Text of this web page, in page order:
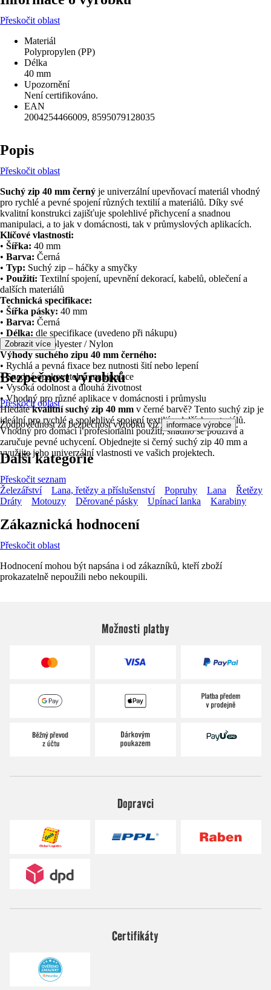
Přeskočit oblast
Materiál
Polypropylen (PP)
Délka
40 mm
Upozornění
Není certifikováno.
EAN
2004254466009, 8595079128035
Popis
Přeskočit oblast
Suchý zip 40 mm černý je univerzální upevňovací materiál vhodný
pro rychlé a pevné spojení různých textilií a materiálů. Díky své
kvalitní konstrukci zajišťuje spolehlivé přichycení a snadnou
manipulaci, a to jak v domácnosti, tak v průmyslových aplikacích.
Klíčové vlastnosti:
• Šířka: 40 mm
• Barva: Černá
• Typ: Suchý zip – háčky a smyčky
• Použití: Textilní spojení, upevnění dekorací, kabelů, oblečení a
dalších materiálů
Technická specifikace:
• Šířka pásky: 40 mm
• Barva: Černá
• Délka: dle specifikace (uvedeno při nákupu)
•Materiál:Polyester / Nylon
Výhody suchého zipu 40 mm černého:
• Rychlá a pevná fixace bez nutnosti šití nebo lepení
• Snadná opakovatelná manipulace
• Vysoká odolnost a dlouhá životnost
• Vhodný pro různé aplikace v domácnosti i průmyslu
Hledátekvalitní suchý zip 40 mm v černé barvě? Tento suchý zip je
ideální pro rychlé a spolehlivé spojení textilií a dalších materiálů.
Vhodný pro domácí i profesionální použití, snadno se používá a
zaručuje pevné uchycení. Objednejte si černý suchý zip 40 mm a
využijte jeho univerzální vlastnosti ve vašich projektech.
Zobrazit více
Bezpečnost výrobků
Přeskočit oblast
Zodpovědnost za bezpečnost výrobku viz informace výrobce .
Další kategorie
Přeskočit seznam
Železářství
Lana, řetězy a příslušenství Popruhy Lana
Řetězy
Dráty
Motouzy Děrované pásky Upínací lanka Karabiny
Zákaznická hodnocení
Přeskočit oblast
Hodnocení mohou být napsána i od zákazníků, kteří zboží
prokazatelně nepoužili nebo nekoupili.
Možnosti platby
Dopravci
Certifikáty